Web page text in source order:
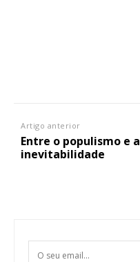
Artigo anterior
Entre o populismo e a
inevitabilidade